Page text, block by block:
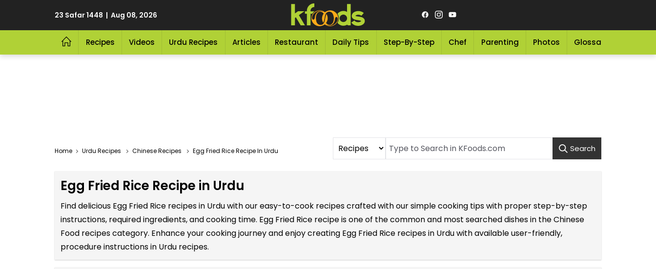
23 Safar 1448 | Aug 08, 2026
Recipes Videos Urdu Recipes Articles Restaurant Daily Tips Step-By-Step Chef Parenting Photos Glossary
Home Urdu Recipes Chinese Recipes Egg Fried Rice Recipe In Urdu Search
Egg Fried Rice Recipe in Urdu
Find delicious Egg Fried Rice recipes in Urdu with our easy-to-cook recipes crafted with our simple cooking tips with proper step-by-step
instructions, required ingredients, and cooking time. Egg Fried Rice recipe is one of the common and most searched dishes in the Chinese
Food recipes category. Enhance your cooking journey and enjoy creating Egg Fried Rice recipes in Urdu with available user-friendly,
procedure instructions in Urdu recipes.